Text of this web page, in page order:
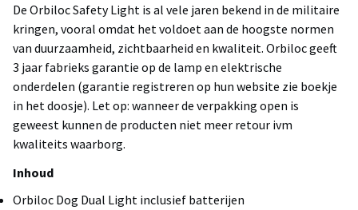
De Orbiloc Safety Light is al vele jaren bekend in de militaire
kringen, vooral omdat het voldoet aan de hoogste normen
van duurzaamheid, zichtbaarheid en kwaliteit. Orbiloc geeft
3 jaar fabrieks garantie op de lamp en elektrische
onderdelen (garantie registreren op hun website zie boekje
in het doosje). Let op: wanneer de verpakking open is
geweest kunnen de producten niet meer retour ivm
kwaliteits waarborg.
Inhoud
Orbiloc Dog Dual Light inclusief batterijen